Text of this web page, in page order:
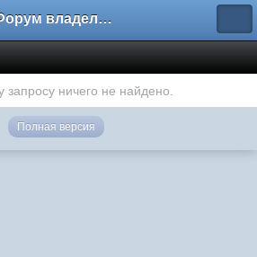
Форум владельцев интернет-магазинов
ничего не найдено.
Полная версия